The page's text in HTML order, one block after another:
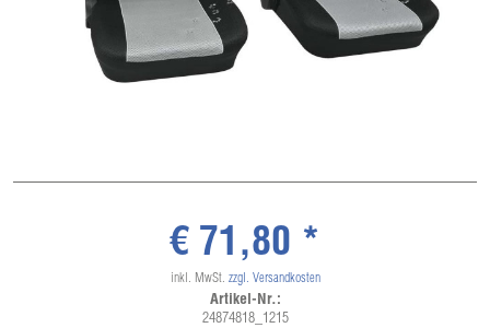
€ 71,80 *
inkl. MwSt. zzgl. Versandkosten
Artikel-Nr.:
24874818_1215